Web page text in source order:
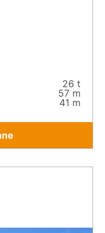
26 t
57 m
41 m